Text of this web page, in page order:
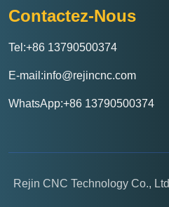
Contactez-Nous
Tel:+86 13790500374
E-mail:info@rejincnc.com
WhatsApp:+86 13790500374
Rejin CNC Technology Co., Ltd